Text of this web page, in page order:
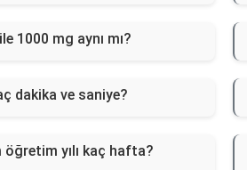
1000 mg aynı mı?
dakika ve saniye?
yılı kaç hafta?